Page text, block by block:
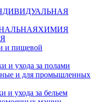
ХИМИЯ
и пищевой
и ухода за полами
и для промышленных
и ухода за бельем